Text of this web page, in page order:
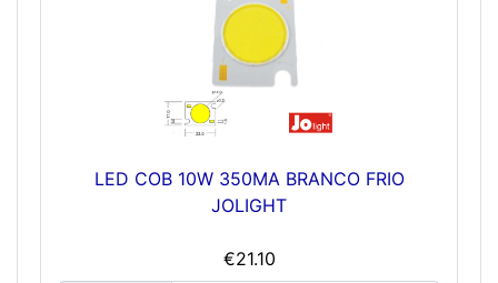
LED COB 10W 350MA BRANCO FRIO
JOLIGHT
€21.10